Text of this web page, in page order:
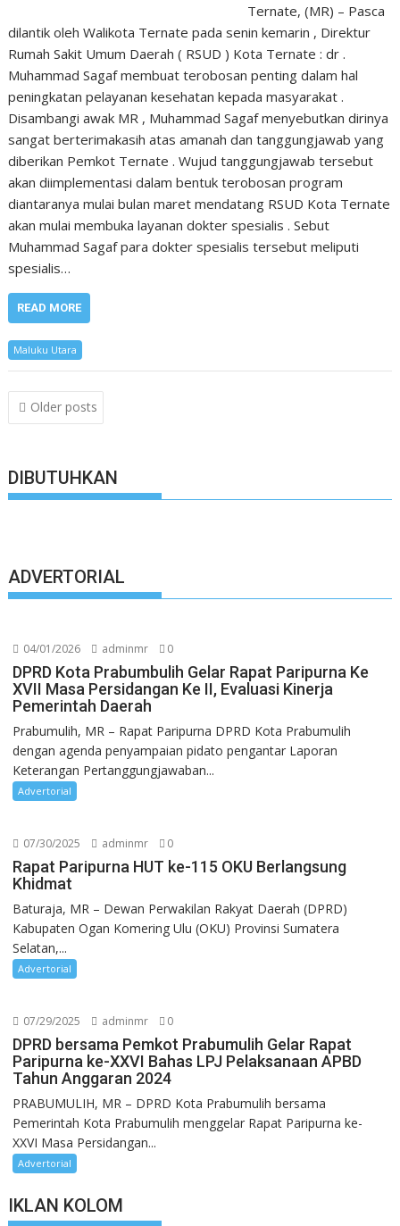
Ternate, (MR) – Pasca
dilantik oleh Walikota Ternate pada senin kemarin , Direktur
Rumah Sakit Umum Daerah ( RSUD ) Kota Ternate : dr .
Muhammad Sagaf membuat terobosan penting dalam hal
peningkatan pelayanan kesehatan kepada masyarakat .
Disambangi awak MR , Muhammad Sagaf menyebutkan dirinya
sangat berterimakasih atas amanah dan tanggungjawab yang
diberikan Pemkot Ternate . Wujud tanggungjawab tersebut
akan diimplementasi dalam bentuk terobosan program
diantaranya mulai bulan maret mendatang RSUD Kota Ternate
akan mulai membuka layanan dokter spesialis . Sebut
Muhammad Sagaf para dokter spesialis tersebut meliputi
spesialis…
READ MORE
Maluku Utara
Posts
navigation
Older posts
DIBUTUHKAN
ADVERTORIAL
04/01/2026 adminmr 0
DPRD Kota Prabumbulih Gelar Rapat Paripurna Ke
XVII Masa Persidangan Ke II, Evaluasi Kinerja
Pemerintah Daerah
Prabumulih, MR – Rapat Paripurna DPRD Kota Prabumulih
dengan agenda penyampaian pidato pengantar Laporan
Keterangan Pertanggungjawaban...
Advertorial
07/30/2025 adminmr 0
Rapat Paripurna HUT ke-115 OKU Berlangsung
Khidmat
Baturaja, MR – Dewan Perwakilan Rakyat Daerah (DPRD)
Kabupaten Ogan Komering Ulu (OKU) Provinsi Sumatera
Selatan,...
Advertorial
07/29/2025 adminmr 0
DPRD bersama Pemkot Prabumulih Gelar Rapat
Paripurna ke-XXVI Bahas LPJ Pelaksanaan APBD
Tahun Anggaran 2024
PRABUMULIH, MR – DPRD Kota Prabumulih bersama
Pemerintah Kota Prabumulih menggelar Rapat Paripurna ke-
XXVI Masa Persidangan...
Advertorial
IKLAN KOLOM